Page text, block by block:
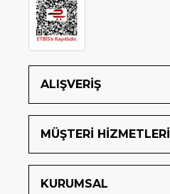
ALIŞVERİŞ
MÜŞTERİ HİZMETLERİ
KURUMSAL